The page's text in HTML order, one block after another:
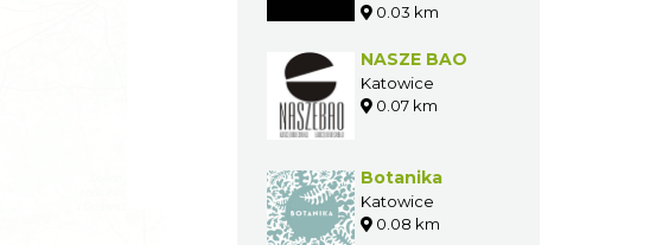
0.03 km
NASZE BAO
Katowice
0.07 km
Botanika
Katowice
0.08 km